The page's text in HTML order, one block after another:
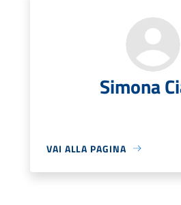
Simona
VAI ALLA PAGINA